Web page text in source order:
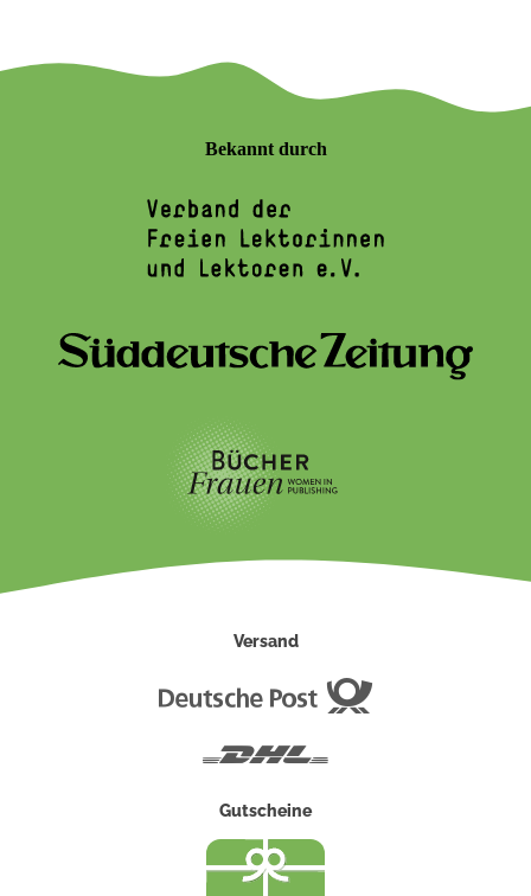
Bekannt durch
Versand
Gutscheine